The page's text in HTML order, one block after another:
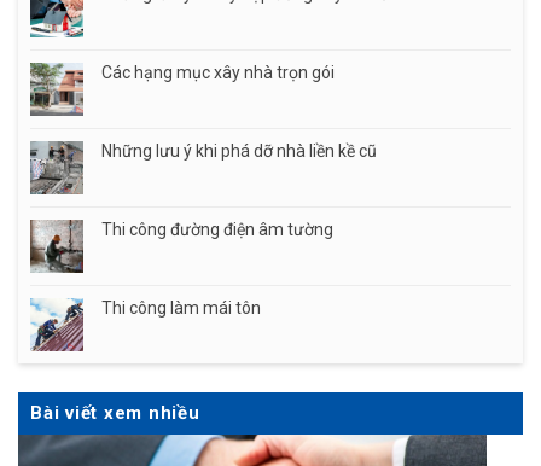
Các hạng mục xây nhà trọn gói
Những lưu ý khi phá dỡ nhà liền kề cũ
Thi công đường điện âm tường
Thi công làm mái tôn
Bài viết xem nhiều